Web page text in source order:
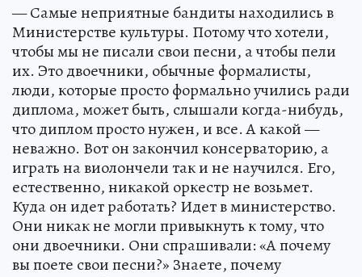
— Самые неприятные бандиты находились в
Министерстве культуры. Потому что хотели,
чтобы мы не писали свои песни, а чтобы пели
их. Это двоечники, обычные формалисты,
люди, которые просто формально учились ради
диплома, может быть, слышали когда-нибудь,
что диплом просто нужен, и все. А какой —
неважно. Вот он закончил консерваторию, а
играть на виолончели так и не научился. Его,
естественно, никакой оркестр не возьмет.
Куда он идет работать? Идет в министерство.
Они никак не могли привыкнуть к тому, что
они двоечники. Они спрашивали: «А почему
вы поете свои песни?» Знаете, почему